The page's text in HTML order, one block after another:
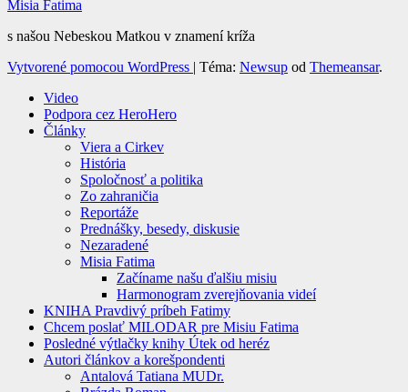
Misia Fatima
s našou Nebeskou Matkou v znamení kríža
Vytvorené pomocou WordPress | Téma: Newsup od Themeansar.
Video
Podpora cez HeroHero
Články
Viera a Cirkev
História
Spoločnosť a politika
Zo zahraničia
Reportáže
Prednášky, besedy, diskusie
Nezaradené
Misia Fatima
Začíname našu ďalšiu misiu
Harmonogram zverejňovania videí
KNIHA Pravdivý príbeh Fatimy
Chcem poslať MILODAR pre Misiu Fatima
Posledné výtlačky knihy Útek od heréz
Autori článkov a korešpondenti
Antalová Tatiana MUDr.